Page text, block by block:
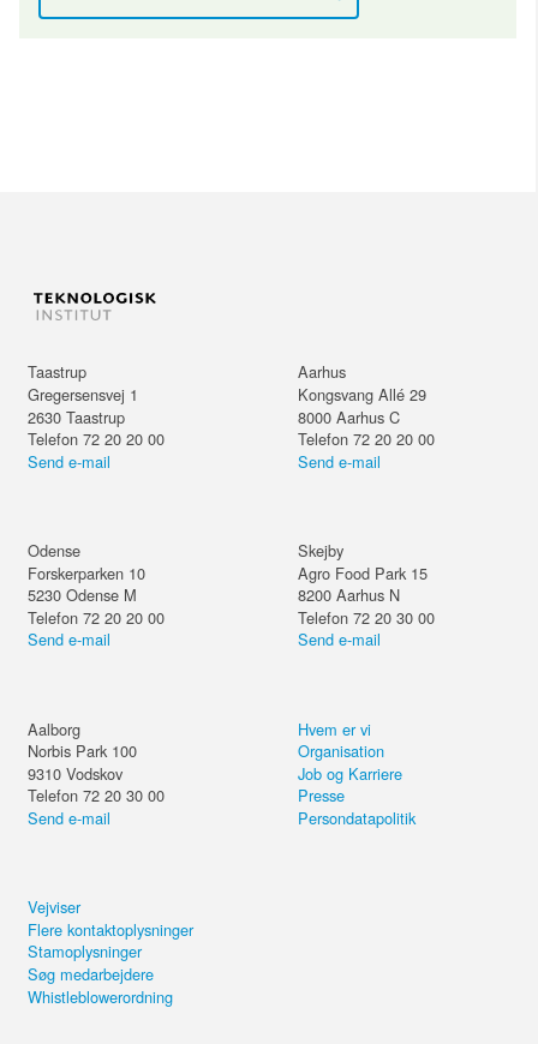
Taastrup
Gregersensvej 1
2630 Taastrup
Telefon 72 20 20 00
Send e-mail
Aarhus
Kongsvang Allé 29
8000 Aarhus C
Telefon 72 20 20 00
Send e-mail
Odense
Forskerparken 10
5230 Odense M
Telefon 72 20 20 00
Send e-mail
Skejby
Agro Food Park 15
8200 Aarhus N
Telefon 72 20 30 00
Send e-mail
Aalborg
Norbis Park 100
9310 Vodskov
Telefon 72 20 30 00
Send e-mail
Hvem er vi
Organisation
Job og Karriere
Presse
Persondatapolitik
Vejviser
Flere kontaktoplysninger
Stamoplysninger
Søg medarbejdere
Whistleblowerordning